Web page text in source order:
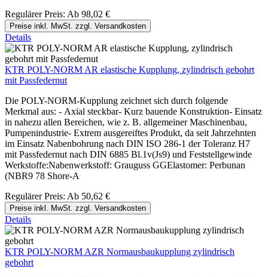
Regulärer Preis: Ab 98,02 €
Preise inkl. MwSt. zzgl. Versandkosten
Details
KTR POLY-NORM AR elastische Kupplung, zylindrisch gebohrt
mit Passfedernut
Die POLY-NORM-Kupplung zeichnet sich durch folgende
Merkmal aus: - Axial steckbar- Kurz bauende Konstruktion- Einsatz
in nahezu allen Bereichen, wie z. B. allgemeiner Maschinenbau,
Pumpenindustrie- Extrem ausgereiftes Produkt, da seit Jahrzehnten
im Einsatz Nabenbohrung nach DIN ISO 286-1 der Toleranz H7
mit Passfedernut nach DIN 6885 Bl.1v(Js9) und Feststellgewinde
Werkstoffe:Nabenwerkstoff: Grauguss GGElastomer: Perbunan
(NBR9 78 Shore-A
Regulärer Preis: Ab 50,62 €
Preise inkl. MwSt. zzgl. Versandkosten
Details
KTR POLY-NORM AZR Normausbaukupplung zylindrisch
gebohrt